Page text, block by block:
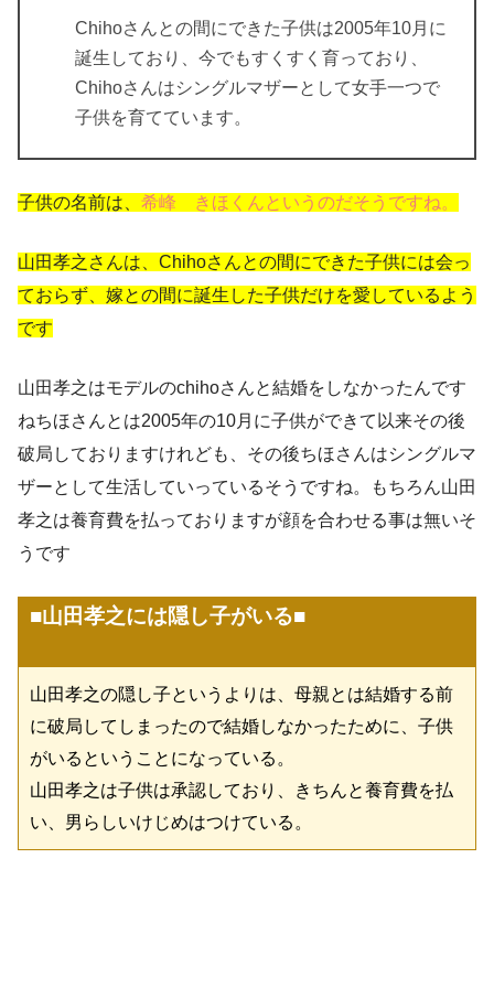
Chihoさんとの間にできた子供は2005年10月に
誕生しており、今でもすくすく育っており、
Chihoさんはシングルマザーとして女手一つで
子供を育てています。
子供の名前は、 希峰 きほくんというのだそうですね。
山田孝之さんは、Chihoさんとの間にできた子供には会っ
ておらず、嫁との間に誕生した子供だけを愛しているよう
です
山田孝之はモデルのchihoさんと結婚をしなかったんです
ねちほさんとは2005年の10月に子供ができて以来その後
破局しておりますけれども、その後ちほさんはシングルマ
ザーとして生活していっているそうですね。もちろん山田
孝之は養育費を払っておりますが顔を合わせる事は無いそ
うです
■山田孝之には隠し子がいる■
山田孝之の隠し子というよりは、母親とは結婚する前
に破局してしまったので結婚しなかったために、子供
がいるということになっている。
山田孝之は子供は承認しており、きちんと養育費を払
い、男らしいけじめはつけている。